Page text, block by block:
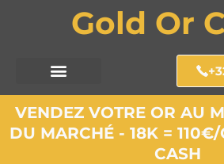
Gold Or
VENDEZ VOTRE OR AU
DU MARCHÉ - 18K =
CASH